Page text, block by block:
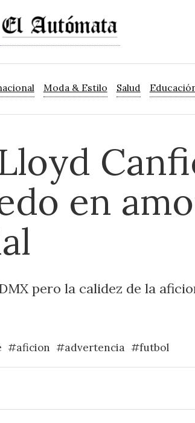
Moda & Estilo Salud
en
pero la calidez de la
#aficion #advertencia #futbol